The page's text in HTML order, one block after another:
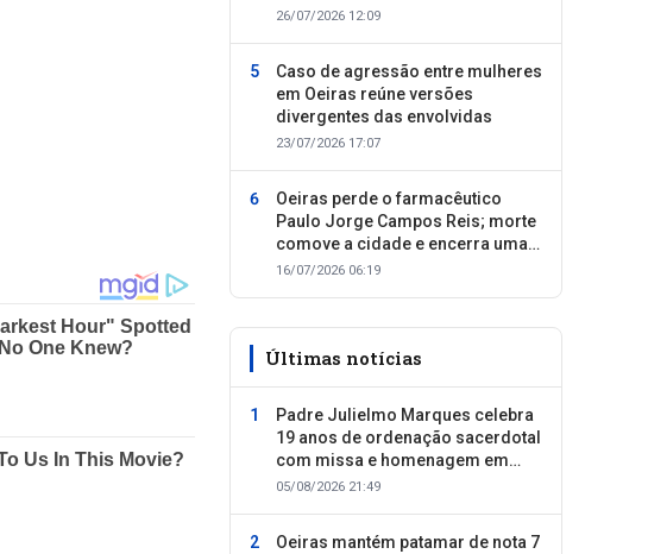
26/07/2026 12:09
Caso de agressão entre mulheres
em Oeiras reúne versões
divergentes das envolvidas
23/07/2026 17:07
Oeiras perde o farmacêutico
Paulo Jorge Campos Reis; morte
comove a cidade e encerra uma
trajetória dedicada ao cuidado
16/07/2026 06:19
Últimas notícias
Padre Julielmo Marques celebra
19 anos de ordenação sacerdotal
com missa e homenagem em
Colônia do Piauí
05/08/2026 21:49
Oeiras mantém patamar de nota 7